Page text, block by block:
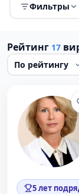
Фильтры
Рейтинг 17
5 лет